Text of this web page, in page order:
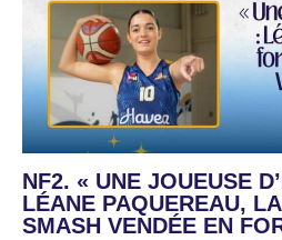
NF2. « UNE JOUEUSE
LÉANE PAQUEREAU,
SMASH VENDÉE EN